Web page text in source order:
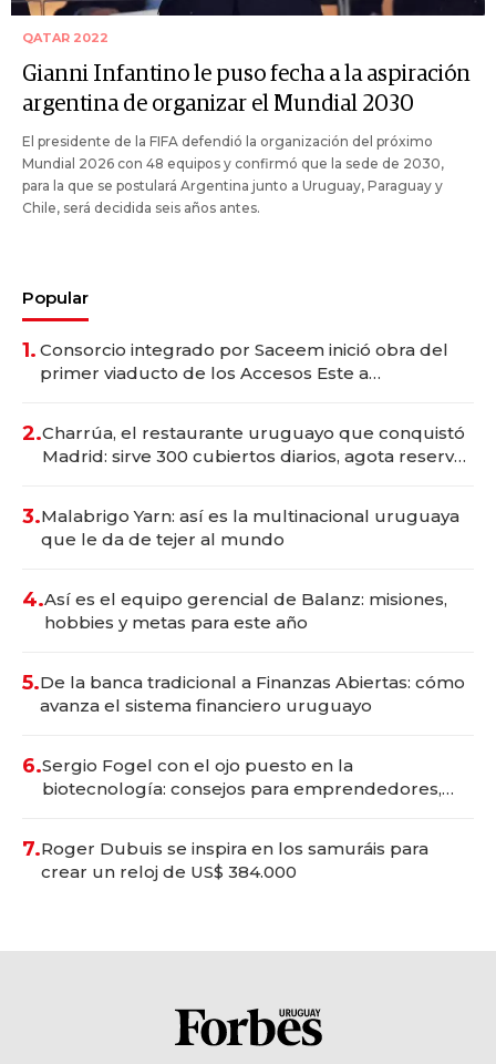
QATAR 2022
Gianni Infantino le puso fecha a la aspiración
argentina de organizar el Mundial 2030
El presidente de la FIFA defendió la organización del próximo
Mundial 2026 con 48 equipos y confirmó que la sede de 2030,
para la que se postulará Argentina junto a Uruguay, Paraguay y
Chile, será decidida seis años antes.
Popular
1. Consorcio integrado por Saceem inició obra del
primer viaducto de los Accesos Este a
2.Charrúa, el restaurante uruguayo que conquistó
Madrid: sirve 300 cubiertos diarios, agota reservas
3.Malabrigo Yarn: así es la multinacional uruguaya
que le da de tejer al mundo
4.Así es el equipo gerencial de Balanz: misiones,
hobbies y metas para este año
5.De la banca tradicional a Finanzas Abiertas: cómo
avanza el sistema financiero uruguayo
6.Sergio Fogel con el ojo puesto en la
biotecnología: consejos para emprendedores,
7.Roger Dubuis se inspira en los samuráis para
crear un reloj de US$ 384.000